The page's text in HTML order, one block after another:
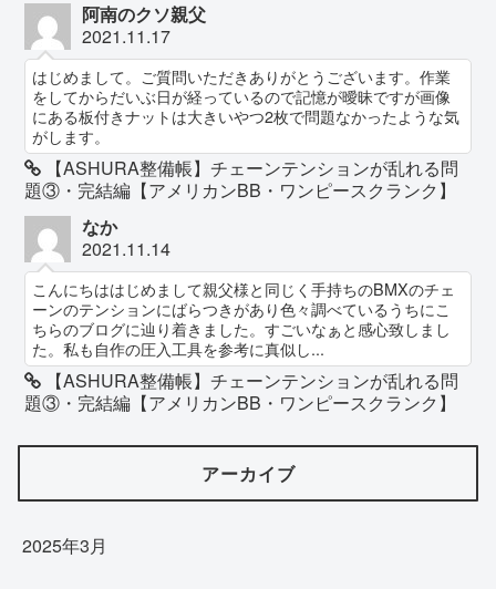
阿南のクソ親父
2021.11.17
はじめまして。ご質問いただきありがとうございます。作業
をしてからだいぶ日が経っているので記憶が曖昧ですが画像
にある板付きナットは大きいやつ2枚で問題なかったような気
がします。
【ASHURA整備帳】チェーンテンションが乱れる問
題③・完結編【アメリカンBB・ワンピースクランク】
なか
2021.11.14
こんにちははじめまして親父様と同じく手持ちのBMXのチェ
ーンのテンションにばらつきがあり色々調べているうちにこ
ちらのブログに辿り着きました。すごいなぁと感心致しまし
た。私も自作の圧入工具を参考に真似し...
【ASHURA整備帳】チェーンテンションが乱れる問
題③・完結編【アメリカンBB・ワンピースクランク】
アーカイブ
2025年3月